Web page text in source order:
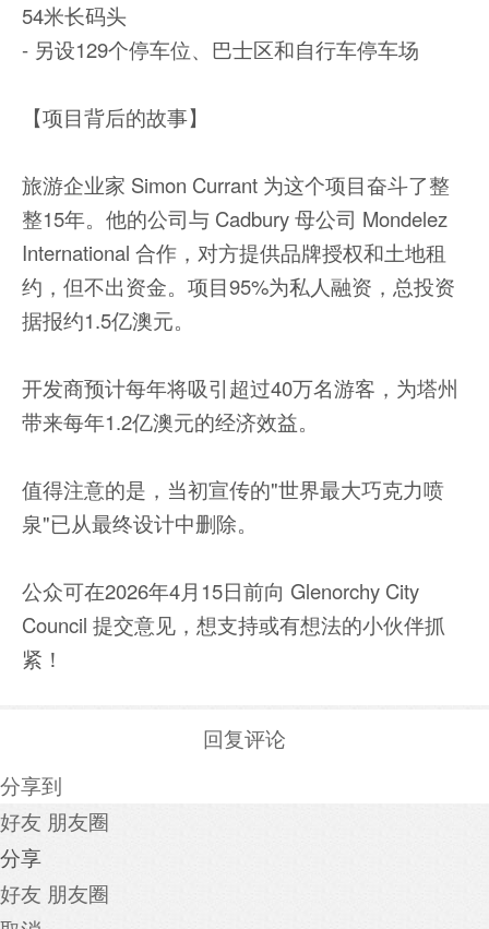
54米长码头
- 另设129个停车位、巴士区和自行车停车场
【项目背后的故事】
旅游企业家 Simon Currant 为这个项目奋斗了整
整15年。他的公司与 Cadbury 母公司 Mondelez
International 合作，对方提供品牌授权和土地租
约，但不出资金。项目95%为私人融资，总投资
据报约1.5亿澳元。
开发商预计每年将吸引超过40万名游客，为塔州
带来每年1.2亿澳元的经济效益。
值得注意的是，当初宣传的"世界最大巧克力喷
泉"已从最终设计中删除。
公众可在2026年4月15日前向 Glenorchy City
Council 提交意见，想支持或有想法的小伙伴抓
紧！
回复评论
分享到
好友 朋友圈
分享
好友 朋友圈